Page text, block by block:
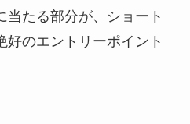
当たる部分が、ショート
好のエントリーポイント